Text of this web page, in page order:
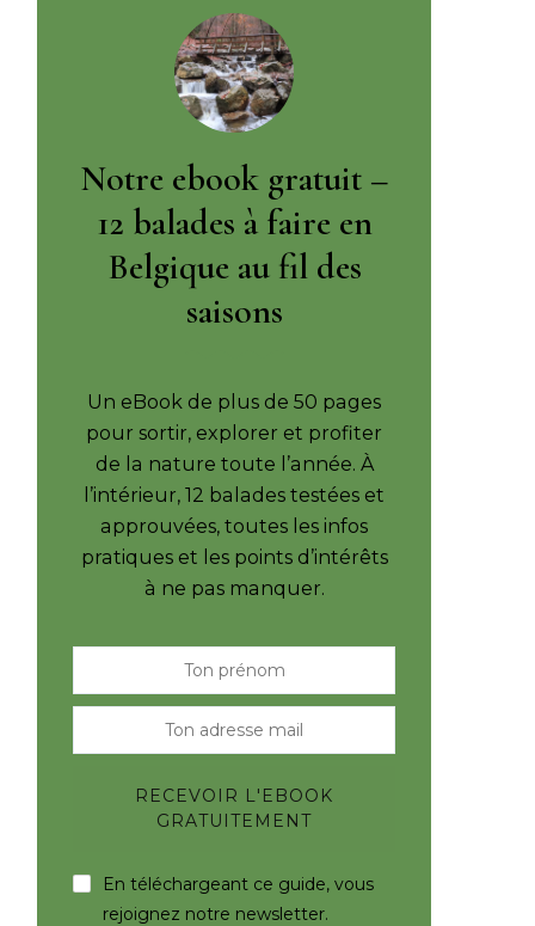
Notre ebook gratuit –
12 balades à faire en
Belgique au fil des
saisons
Un eBook de plus de 50 pages
pour sortir, explorer et profiter
de la nature toute l’année. À
l’intérieur, 12 balades testées et
approuvées, toutes les infos
pratiques et les points d’intérêts
à ne pas manquer.
En téléchargeant ce guide, vous
rejoignez notre newsletter.